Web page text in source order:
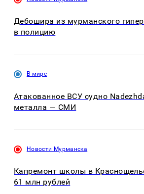
Дебошира из мурманского
в полицию
В мире
Атакованное ВСУ судно
металла — СМИ
Новости Мурманска
Капремонт школы в
61 млн рублей